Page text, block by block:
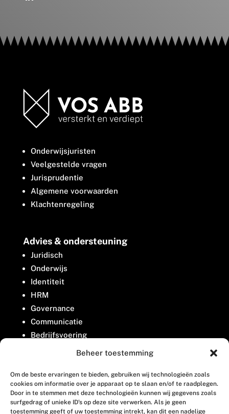
Beheer toestemming
Om de beste ervaringen te bieden, gebruiken wij technologieën zoals
cookies om informatie over je apparaat op te slaan en/of te raadplegen.
Door in te stemmen met deze technologieën kunnen wij gegevens zoals
surfgedrag of unieke ID's op deze site verwerken. Als je geen
toestemming geeft of uw toestemming intrekt, kan dit een nadelige
Onderwijsjuristen
Veelgestelde vragen
Jurisprudentie
Algemene voorwaarden
Klachtenregeling
Advies & ondersteuning
Juridisch
Onderwijs
Identiteit
HRM
Governance
Communicatie
Bedrijfsvoering
Belangenbehartiging
Contact
Houttuinlaan 8